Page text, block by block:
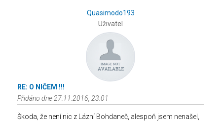
Quasimodo193
Uživatel
RE: O NIČEM !!!
Přidáno dne 27.11.2016, 23:01
Škoda, že není nic z Lázní Bohdaneč, alespoň jsem nenašel,